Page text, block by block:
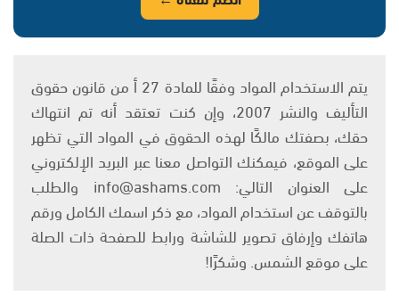
يتم الاستخدام المواد وفقًا للمادة 27 أ من قانون حقوق
التأليف والنشر 2007، وإن كنت تعتقد أنه تم انتهاك
حقك، بصفتك مالكًا لهذه الحقوق في المواد التي تظهر
على الموقع، فيمكنك التواصل معنا عبر البريد الإلكتروني
على العنوان التالي: info@ashams.com والطلب
بالتوقف عن استخدام المواد، مع ذكر اسمك الكامل ورقم
هاتفك وإرفاق تصوير للشاشة ورابط للصفحة ذات الصلة
على موقع الشمس. وشكرًا!